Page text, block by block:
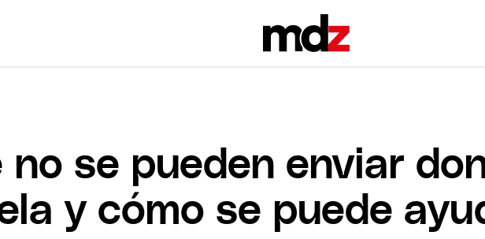
no se pueden enviar
y cómo se puede